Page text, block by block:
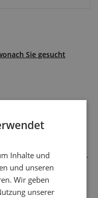
Sie gesucht
nur für diese einzige
die als
vorgesehen sind.
Inhalte und
und unseren
Wir geben
unserer